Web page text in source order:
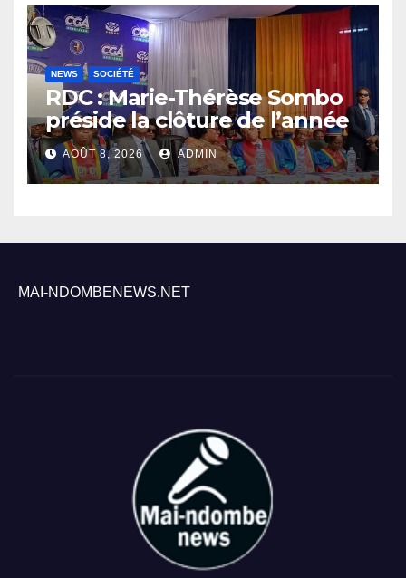
NEWS SOCIÉTÉ
RDC : Marie-Thérèse Sombo
préside la clôture de l’année
académique 2025-2026 à
l’UNIKIN
AOÛT 8, 2026 ADMIN
MAI-NDOMBENEWS.NET